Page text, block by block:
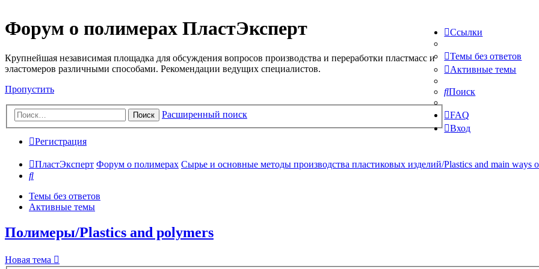
Форум о полимерах ПластЭксперт
Крупнейшая независимая площадка для обсуждения вопросов производства и переработки пластмасс и
эластомеров различными способами. Рекомендации ведущих специалистов.
Пропустить
Поиск Расширенный поиск
Ссылки
Темы без ответов
Активные темы
Поиск
FAQ
Вход
Регистрация
ПластЭксперт Форум о полимерах Сырье и основные методы производства пластиковых изделий/Plastics and main ways
Поиск
Темы без ответов
Активные темы
Полимеры/Plastics and polymers
Новая тема